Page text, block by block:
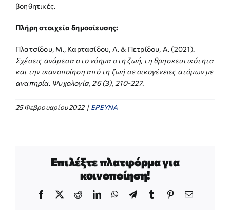
βοηθητικές.
Πλήρηστοιχεία δημοσίευσης:
Πλατσίδου, Μ., Καρτασίδου, Λ. & Πετρίδου, Α. (2021).
Σχέσεις ανάμεσα στο νόημα στη ζωή, τη θρησκευτικότητα
και την ικανοποίηση από τη ζωή σε οικογένειες ατόμων με
αναπηρία. Ψυχολογία, 26 (3), 210-227.
25 Φεβρουαρίου 2022 | ΕΡΕΥΝΑ
Επιλέξτε πλατφόρμα για
κοινοποίηση!
Facebook RedditLinkedInWhatsApp
TelegramTumblrPinterestEmail